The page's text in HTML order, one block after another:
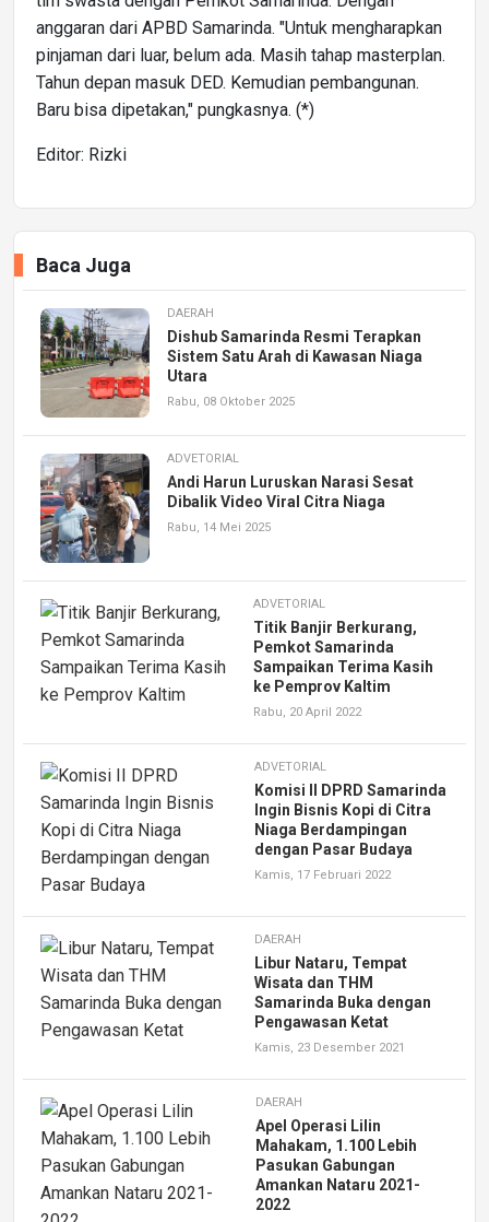
anggaran dari APBD Samarinda. "Untuk mengharapkan
pinjaman dari luar, belum ada. Masih tahap masterplan.
Tahun depan masuk DED. Kemudian pembangunan.
Baru bisa dipetakan," pungkasnya. (*)
Editor: Rizki
Baca Juga
DAERAH
Dishub Samarinda Resmi Terapkan
Sistem Satu Arah di Kawasan Niaga
Utara
Rabu, 08 Oktober 2025
ADVETORIAL
Andi Harun Luruskan Narasi Sesat
Dibalik Video Viral Citra Niaga
Rabu, 14 Mei 2025
ADVETORIAL
Titik Banjir Berkurang,
Pemkot Samarinda
Sampaikan Terima Kasih
ke Pemprov Kaltim
Rabu, 20 April 2022
ADVETORIAL
Komisi II DPRD Samarinda
Ingin Bisnis Kopi di Citra
Niaga Berdampingan
dengan Pasar Budaya
Kamis, 17 Februari 2022
DAERAH
Libur Nataru, Tempat
Wisata dan THM
Samarinda Buka dengan
Pengawasan Ketat
Kamis, 23 Desember 2021
DAERAH
Apel Operasi Lilin
Mahakam, 1.100 Lebih
Pasukan Gabungan
Amankan Nataru 2021-
2022